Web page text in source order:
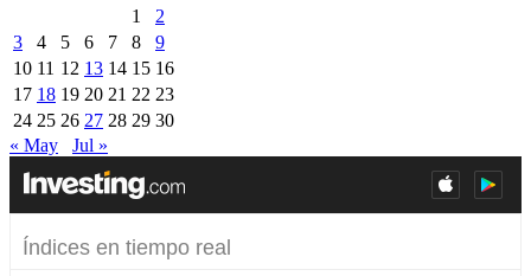
1
2
3
4 5 6 7 8
9
10 11 12 13 14 15 16
17 18 19 20 21 22 23
24 25 26 27 28 29 30
« May
Jul »